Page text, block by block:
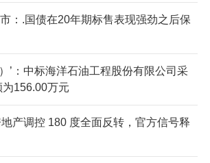
：.国债在20年期标售表现强劲之后保
’：中标海洋石油工程股份有限公司采
156.00万元
产调控 180 度全面反转，官方信号释